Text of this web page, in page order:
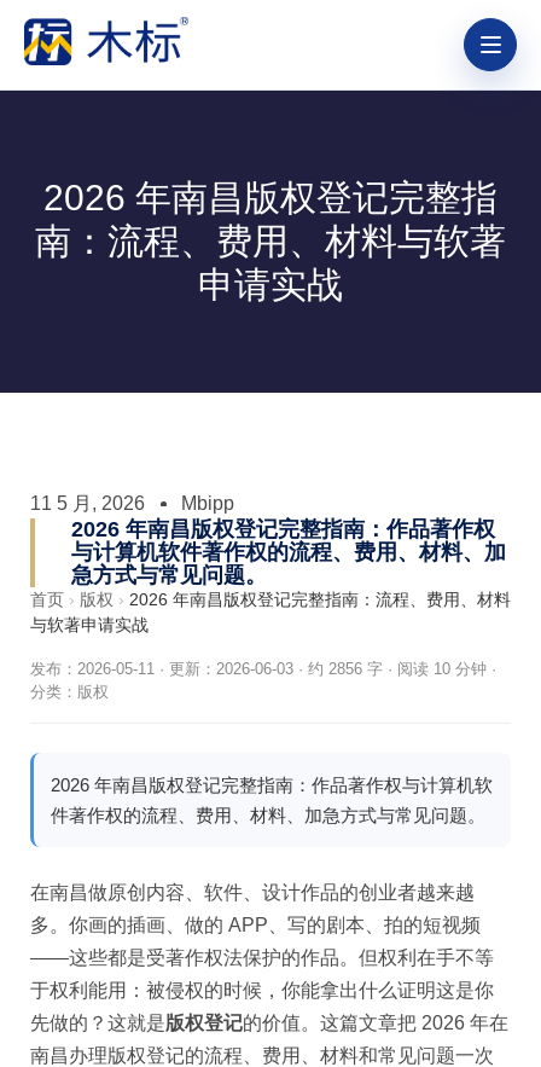
2026 年南昌版权登记完整指
南：流程、费用、材料与软著
申请实战
11 5 月, 2026 Mbipp
2026 年南昌版权登记完整指南：作品著作权
与计算机软件著作权的流程、费用、材料、加
急方式与常见问题。
首页 › 版权 › 2026 年南昌版权登记完整指南：流程、费用、材料
与软著申请实战
发布：2026-05-11 · 更新：2026-06-03 · 约 2856 字 · 阅读 10 分钟 ·
分类： 版权
2026 年南昌版权登记完整指南：作品著作权与计算机软
件著作权的流程、费用、材料、加急方式与常见问题。
在南昌做原创内容、软件、设计作品的创业者越来越
多。你画的插画、做的 APP、写的剧本、拍的短视频
——这些都是受著作权法保护的作品。但权利在手不等
于权利能用：被侵权的时候，你能拿出什么证明这是你
先做的？这就是版权登记的价值。这篇文章把 2026 年在
南昌办理版权登记的流程、费用、材料和常见问题一次